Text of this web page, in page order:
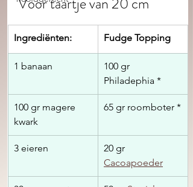
​Ingrediënten: Fudge Topping
1 banaan
100 gr
Philadephia *
100 gr magere
kwark
65 gr roomboter *
3 eieren
20 gr
Cacoapoeder